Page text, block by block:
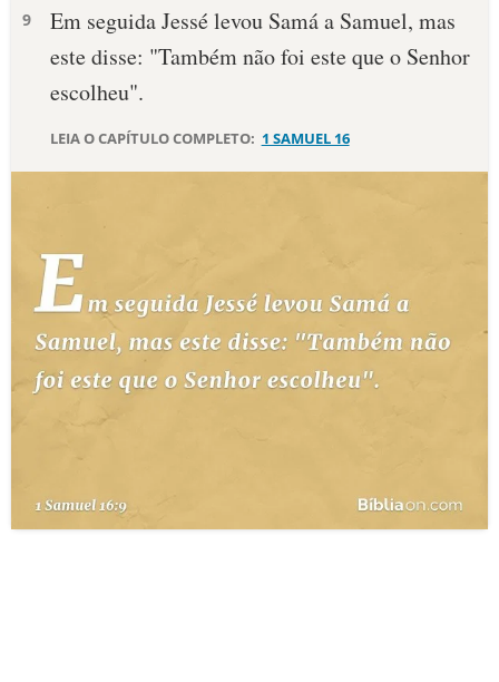
PALAVRA DO DIA
DEVOCIONAL DIÁRIO
ESTUDOS BÍBLICOS
ESBOÇOS DE PREGAÇÃO
TEMAS
PERGUNTE À BÍBLIA
TERMO BÍBLICO
9
Em seguida Jessé levou Samá a Samuel, mas
este disse: "Também não foi este que o Senhor
escolheu".
LEIA O CAPÍTULO COMPLETO: 1 SAMUEL 16